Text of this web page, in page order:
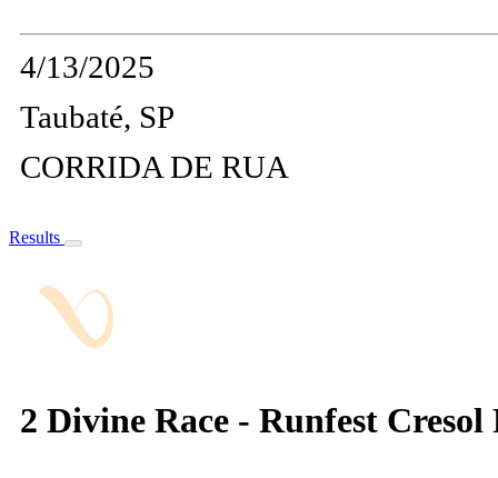
4/13/2025
Taubaté, SP
CORRIDA DE RUA
Results
2 Divine Race - Runfest Cresol